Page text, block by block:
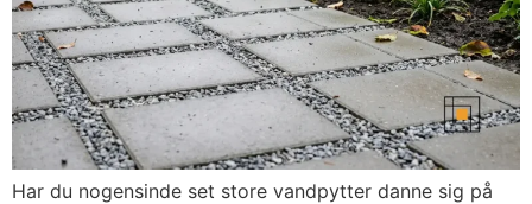
Har du nogensinde set store vandpytter danne sig på